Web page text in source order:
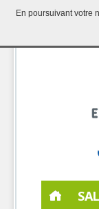
En poursuivant votre